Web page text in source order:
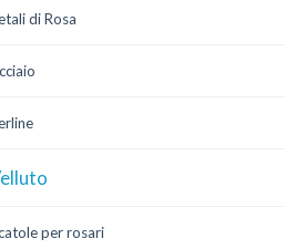
di Rosa
per rosari